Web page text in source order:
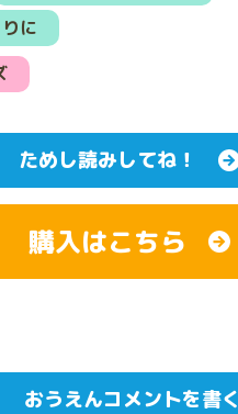
に
ためし読みしてね！
購入はこちら
おうえんコメントを書く